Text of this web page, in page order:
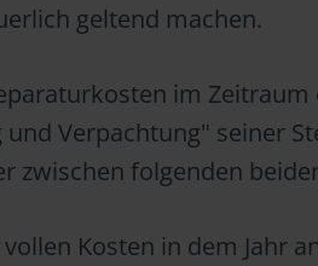
geltend machen.
im Zeitraum
Verpachtung" seiner
zwischen folgenden
Kosten in dem Jahr